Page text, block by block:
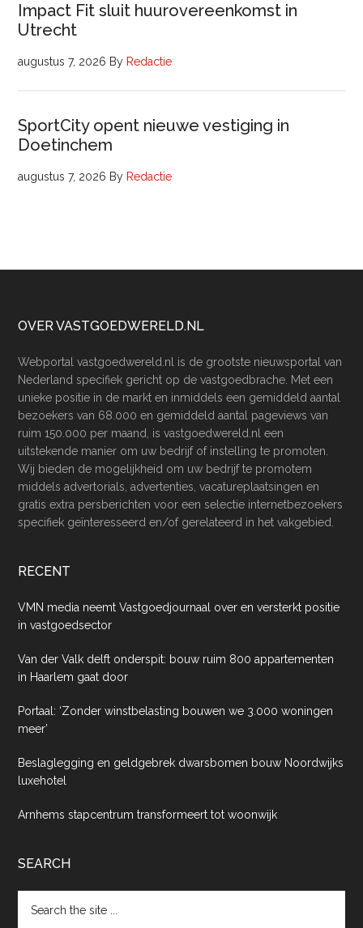
Impact Fit sluit huurovereenkomst in
Utrecht
augustus 7, 2026 By Redactie
SportCity opent nieuwe vestiging in
Doetinchem
augustus 7, 2026 By Redactie
Footer
OVER VASTGOEDWERELD.NL
Webportal vastgoedwereld.nl is de grootste nieuwsportal van
Nederland specifiek gericht op de vastgoedbrache. Met een
unieke positie in de markt en inmiddels een gemiddeld aantal
bezoekers van 68.000 en gemiddeld aantal pageviews van
ruim 150.000 per maand, is vastgoedwereld.nl een
uitstekende manier om uw bedrijf of instelling te promoten.
Wij bieden de mogelijkheid om uw bedrijf te promotem
middels advertorials, advertenties, vacatureplaatsingen en
gratis extra persberichten voor een selectie internetbezoekers
specifiek geïnteresseerd en/of gerelateerd in het vakgebied.
RECENT
VMN media neemt Vastgoedjournaal over en versterkt positie
in vastgoedsector
Van der Valk delft onderspit: bouw ruim 800 appartementen
in Haarlem gaat door
Portaal: ‘Zonder winstbelasting bouwen we 3.000 woningen
meer’
Beslaglegging en geldgebrek dwarsbomen bouw Noordwijks
luxehotel
Arnhems stapcentrum transformeert tot woonwijk
SEARCH
the